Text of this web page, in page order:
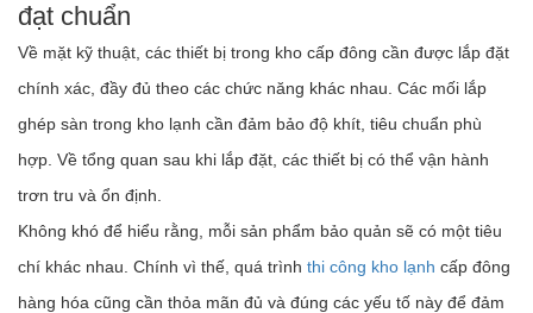
đạt chuẩn
Về mặt kỹ thuật, các thiết bị trong kho cấp đông cần được lắp đặt
chính xác, đầy đủ theo các chức năng khác nhau. Các mối lắp
ghép sàn trong kho lạnh cần đảm bảo độ khít, tiêu chuẩn phù
hợp. Về tổng quan sau khi lắp đặt, các thiết bị có thể vận hành
trơn tru và ổn định.
Không khó để hiểu rằng, mỗi sản phẩm bảo quản sẽ có một tiêu
chí khác nhau. Chính vì thế, quá trình thi công kho lạnh cấp đông
hàng hóa cũng cần thỏa mãn đủ và đúng các yếu tố này để đảm